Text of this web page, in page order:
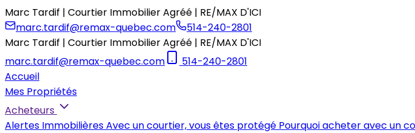
Marc Tardif | Courtier Immobilier Agréé | RE/MAX D'ICI
marc.tardif@remax-quebec.com
514-240-2801
Marc Tardif | Courtier Immobilier Agréé | RE/MAX D'ICI
marc.tardif@remax-quebec.com
514-240-2801
Accueil
Mes Propriétés
Acheteurs
Alertes ImmobilièresAvec un courtier, vous êtes protégé Pourquoi acheter avec un